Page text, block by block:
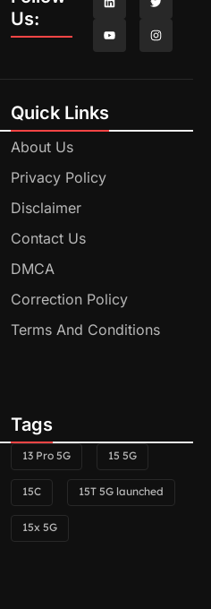
Us:
Quick Links
About Us
Privacy Policy
Disclaimer
Contact Us
DMCA
Correction Policy
Terms And Conditions
Tags
13 Pro 5G 15 5G
15C 15T 5G launched
15x 5G